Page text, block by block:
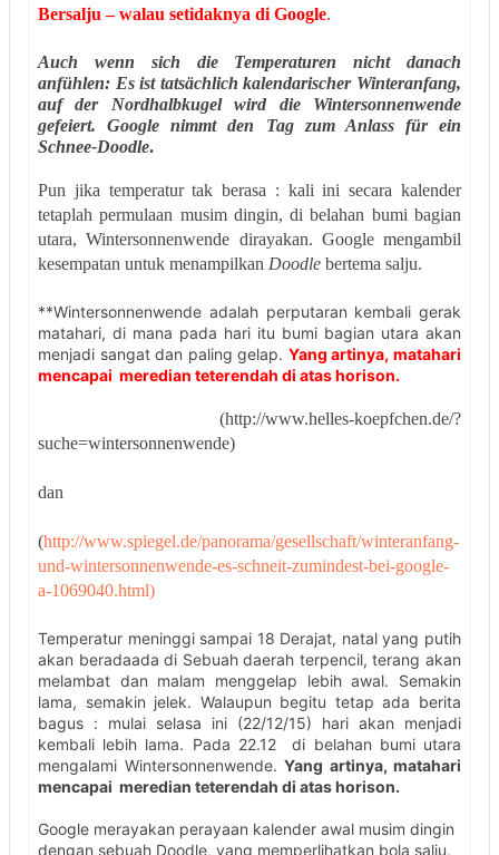
Bersalju – walau setidaknya di Google.
Auch wenn sich die Temperaturen nicht danach
anfühlen: Es ist tatsächlich kalendarischer Winteranfang,
auf der Nordhalbkugel wird die Wintersonnenwende
gefeiert. Google nimmt den Tag zum Anlass für ein
Schnee-Doodle.
Pun jika temperatur tak berasa : kali ini secara kalender
tetaplah permulaan musim dingin, di belahan bumi bagian
utara, Wintersonnenwende dirayakan. Google mengambil
kesempatan untuk menampilkan Doodle bertema salju.
**Wintersonnenwende adalah perputaran kembali gerak
matahari, di mana pada hari itu bumi bagian utara akan
menjadi sangat dan paling gelap. Yang artinya, matahari
mencapai meredian teterendah di atas horison.
(http://www.helles-koepfchen.de/?
suche=wintersonnenwende)
dan
(http://www.spiegel.de/panorama/gesellschaft/winteranfang-
und-wintersonnenwende-es-schneit-zumindest-bei-google-
a-1069040.html)
Temperatur meninggi sampai 18 Derajat, natal yang putih
akan beradaada di Sebuah daerah terpencil, terang akan
melambat dan malam menggelap lebih awal. Semakin
lama, semakin jelek. Walaupun begitu tetap ada berita
bagus : mulai selasa ini (22/12/15) hari akan menjadi
kembali lebih lama. Pada 22.12 di belahan bumi utara
mengalami Wintersonnenwende. Yang artinya, matahari
mencapai meredian teterendah di atas horison.
Google merayakan perayaan kalender awal musim dingin
dengan sebuah Doodle, yang memperlihatkan bola salju,